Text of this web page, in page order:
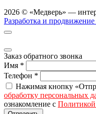
2026 © «Медверь» —
Разработка и
Заказ обратного звонка
Имя *
Телефон *
Нажимая кнопку
обработку персональных
ознакомление с